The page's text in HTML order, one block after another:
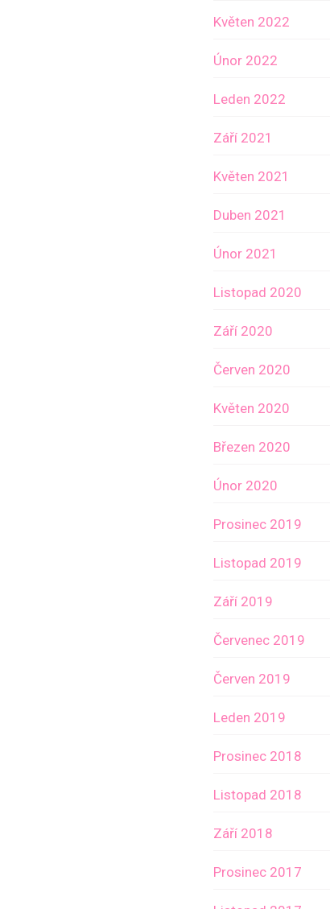
Květen 2022
Únor 2022
Leden 2022
Září 2021
Květen 2021
Duben 2021
Únor 2021
Listopad 2020
Září 2020
Červen 2020
Květen 2020
Březen 2020
Únor 2020
Prosinec 2019
Listopad 2019
Září 2019
Červenec 2019
Červen 2019
Leden 2019
Prosinec 2018
Listopad 2018
Září 2018
Prosinec 2017